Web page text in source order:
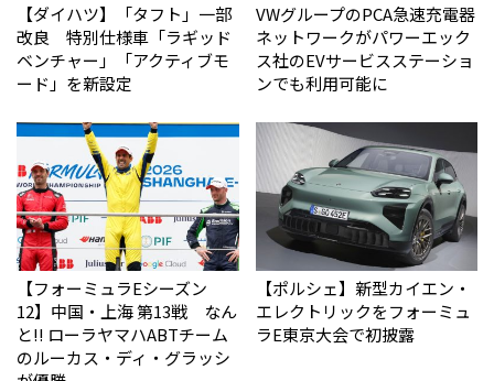
【ダイハツ】「タフト」一部
改良 特別仕様車「ラギッド
ベンチャー」「アクティブモ
ード」を新設定
VWグループのPCA急速充電器
ネットワークがパワーエック
ス社のEVサービスステーショ
ンでも利用可能に
【フォーミュラEシーズン
12】中国・上海 第13戦 なん
と!! ローラヤマハABTチーム
のルーカス・ディ・グラッシ
【ポルシェ】新型カイエン・
エレクトリックをフォーミュ
ラE東京大会で初披露